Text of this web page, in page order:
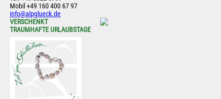
Mobil +49 160 400 67 97
info@alpglueck.de
VERSCHENKT
TRAUMHAFTE URLAUBSTAGE